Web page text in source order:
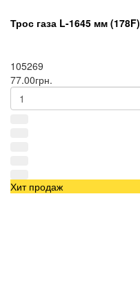
Трос газа L-1645 мм (178F)
105269
77.00грн.
Хит продаж